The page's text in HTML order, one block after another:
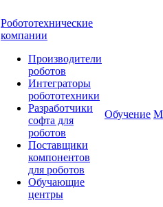
Робототехнические
компании
Производители
роботов
Интеграторы
робототехники
Разработчики
софта для
роботов
Поставщики
компонентов
для роботов
Обучающие
центры
Обучение